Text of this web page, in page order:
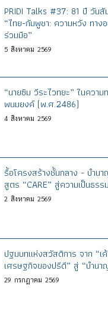
PRIDI Talks #37: 81 ปี วัน
“ไทย-กัมพูชา: ความหวัง ทาง
ร่วมมือ”
5 สิงหาคม 2569
“นายซิม วีระไวทยะ” ในควา
พนมยงค์ (พ.ศ.2486)
4 สิงหาคม 2569
รื้อโครงสร้างชั้นกลาง - บำน
สูตร “CARE” สู่ความเป็นธร
2 สิงหาคม 2569
ปฐมบทแห่งสวัสดิการ จาก “เ
เศรษฐกิจของปรีดี” สู่ “บำน
29 กรกฎาคม 2569